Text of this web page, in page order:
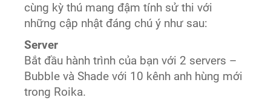
cùng kỳ thú mang đậm tính sử thi với
những cập nhật đáng chú ý như sau:
Server
Bắt đầu hành trình của bạn với 2 servers –
Bubble và Shade với 10 kênh anh hùng mới
trong Roika.